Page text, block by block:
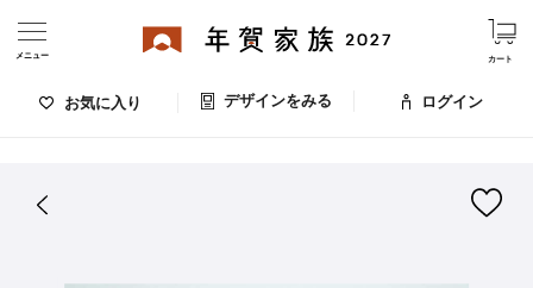
お気に入り デザインをみる
カート
ログイン
メニュー
デザインをみる